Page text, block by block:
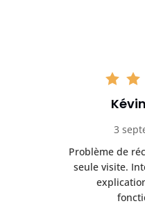
3
Problème de
seule visite.